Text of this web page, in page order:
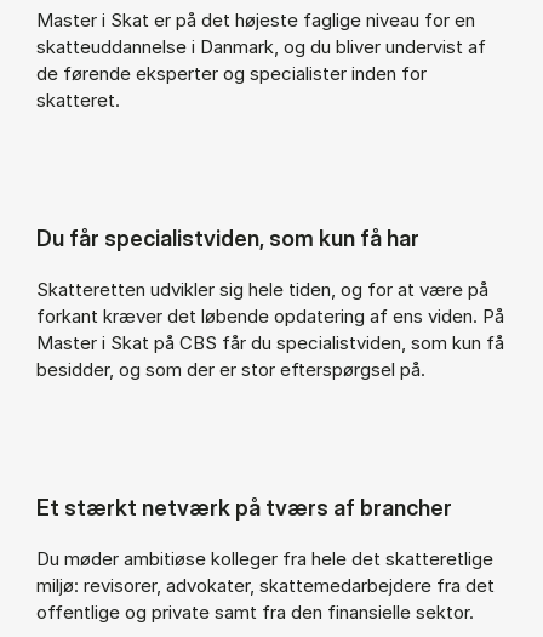
Master i Skat er på det højeste faglige niveau for en
skatteuddannelse i Danmark, og du bliver undervist af
de førende eksperter og specialister inden for
skatteret.
Du får specialistviden, som kun få har
Skatteretten udvikler sig hele tiden, og for at være på
forkant kræver det løbende opdatering af ens viden. På
Master i Skat på CBS får du specialistviden, som kun få
besidder, og som der er stor efterspørgsel på.
Et stærkt netværk på tværs af brancher
Du møder ambitiøse kolleger fra hele det skatteretlige
miljø: revisorer, advokater, skattemedarbejdere fra det
offentlige og private samt fra den finansielle sektor.